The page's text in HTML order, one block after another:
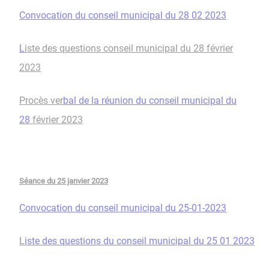
Convocation du conseil municipal du 28 02 2023
Liste des questions conseil municipal du 28 février
2023
Procès verbal de la réunion du conseil municipal du
28 février 2023
Séance du 25 janvier 2023
Convocation du conseil municipal du 25-01-2023
Liste des questions du conseil municipal du 25 01 2023